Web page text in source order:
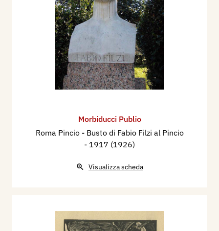
Morbiducci Publio
Roma Pincio - Busto di Fabio Filzi al Pincio
- 1917 (1926)
Visualizza scheda